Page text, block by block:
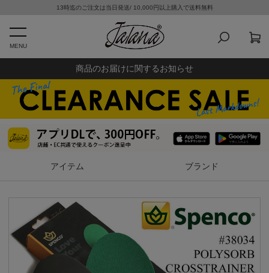
13時迄のご注文は当日発送/ 10,000円以上購入で送料無料
MENU
商品のお届けに関するお知らせ
アイテム ブランド